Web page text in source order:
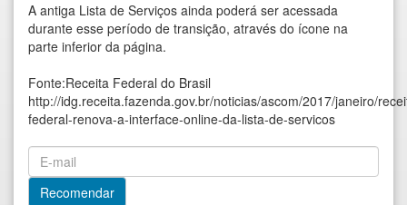
A antiga Lista de Serviços ainda poderá ser acessada
durante esse período de transição, através do ícone na
parte inferior da página.
Fonte:Receita Federal do Brasil
http://idg.receita.fazenda.gov.br/noticias/ascom/2017/janeiro/
federal-renova-a-interface-online-da-lista-de-servicos